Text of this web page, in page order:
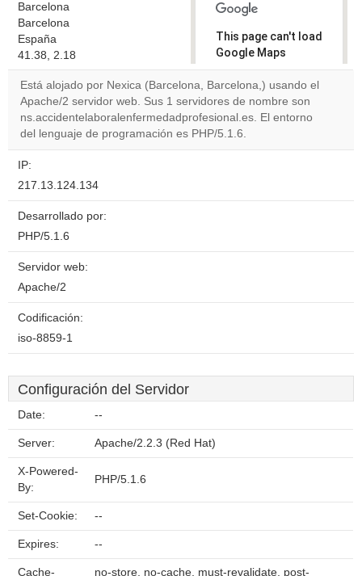
Barcelona
Barcelona
España
41.38, 2.18
This page can't load
Google Maps
correctly.
Do you
own this
website?
OK
Está alojado por Nexica (Barcelona, Barcelona,) usando el
Apache/2 servidor web. Sus 1 servidores de nombre son
ns.accidentelaboralenfermedadprofesional.es. El entorno
del lenguaje de programación es PHP/5.1.6.
IP:
217.13.124.134
Desarrollado por:
PHP/5.1.6
Servidor web:
Apache/2
Codificación:
iso-8859-1
Configuración del Servidor
Date: --
Server: Apache/2.2.3 (Red Hat)
X-Powered-
By:
PHP/5.1.6
Set-Cookie: --
Expires: --
Cache-
no-store, no-cache, must-revalidate, post-